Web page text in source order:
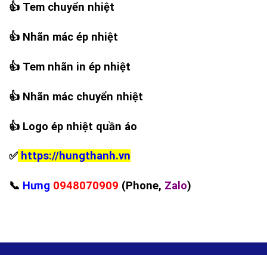
👍 Tem chuyển nhiệt
👍 Nhãn mác ép nhiệt
👍 Tem nhãn in ép nhiệt
👍 Nhãn mác chuyển nhiệt
👍 Logo ép nhiệt quần áo
✅ https://hungthanh.vn
📞 Hưng 0948070909 (Phone, Zalo)